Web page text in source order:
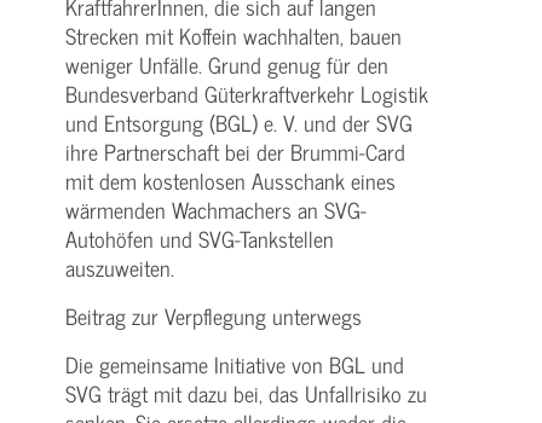
Strecken mit Koffein wachhalten, bauen
weniger Unfälle. Grund genug für den
Bundesverband Güterkraftverkehr Logistik
und Entsorgung (BGL) e. V. und der SVG
ihre Partnerschaft bei der Brummi-Card
mit dem kostenlosen Ausschank eines
wärmenden Wachmachers an SVG-
Autohöfen und SVG-Tankstellen
auszuweiten.
Beitrag zur Verpflegung unterwegs
Die gemeinsame Initiative von BGL und
SVG trägt mit dazu bei, das Unfallrisiko zu